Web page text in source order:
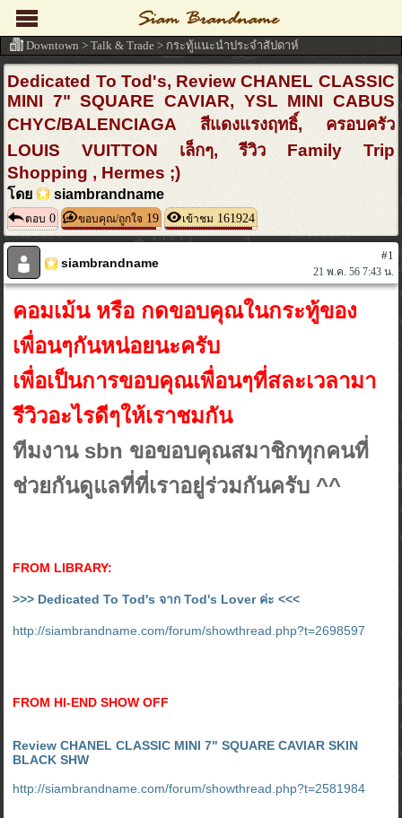
Dedicated To Tod's, Review CHANEL CLASSIC
MINI 7" SQUARE CAVIAR, YSL MINI CABUS
CHYC/BALENCIAGA สีแดงแรงฤทธิ์, ครอบครัว
LOUIS VUITTON เล็กๆ, รีวิว Family Trip
Shopping , Hermes ;)
โดย siambrandname
ตอบ 0 ขอบคุณ/ถูกใจ 19 เข้าชม 161924
siambrandname
#1
21 พ.ค. 56 7:43 น.
คอมเม้น หรือ กดขอบคุณในกระทู้ของ
เพื่อนๆกันหน่อยนะครับ
เพื่อเป็นการขอบคุณเพื่อนๆที่สละเวลามา
รีวิวอะไรดีๆให้เราชมกัน
ทีมงาน sbn ขอขอบคุณสมาชิกทุกคนที่
ช่วยกันดูแลที่ที่เราอยู่ร่วมกันครับ ^^
FROM LIBRARY:
>>> Dedicated To Tod's จาก Tod's Lover ค่ะ <<<
http://siambrandname.com/forum/showthread.php?t=2698597
FROM HI-END SHOW OFF
Review CHANEL CLASSIC MINI 7" SQUARE CAVIAR SKIN
BLACK SHW
http://siambrandname.com/forum/showthread.php?t=2581984
Downtown > Talk & Trade > กระทู้แนะนำประจำสัปดาห์